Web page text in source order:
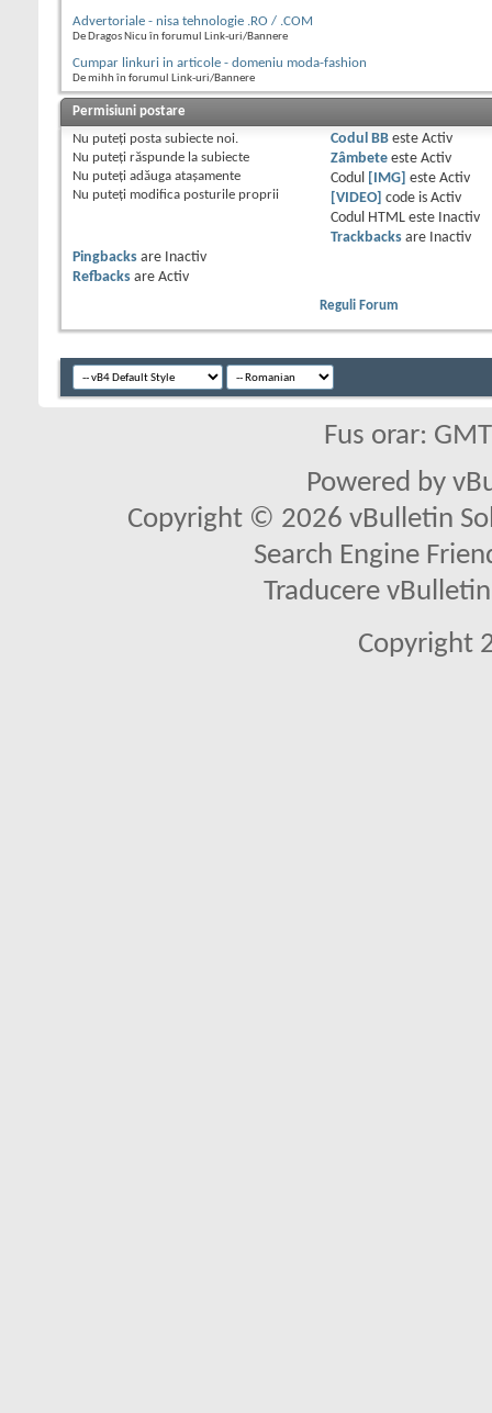
Advertoriale - nisa tehnologie .RO / .COM
De Dragos Nicu în forumul Link-uri/Bannere
Cumpar linkuri in articole - domeniu moda-fashion
De mihh în forumul Link-uri/Bannere
Permisiuni postare
Nu puteţi posta subiecte noi.
Nu puteţi răspunde la subiecte
Nu puteţi adăuga ataşamente
Nu puteţi modifica posturile proprii
Codul BBeste Activ
Zâmbeteeste Activ
Codul
[IMG] este Activ
[VIDEO] code is Activ
Codul HTML este
Inactiv
Trackbacksare
Inactiv
Pingbacks are
Inactiv
Refbacks are Activ
Reguli Forum
Fus orar:
Powered by
Copyright © 2026 vBulletin
Search Engine
Traducere
Copyright